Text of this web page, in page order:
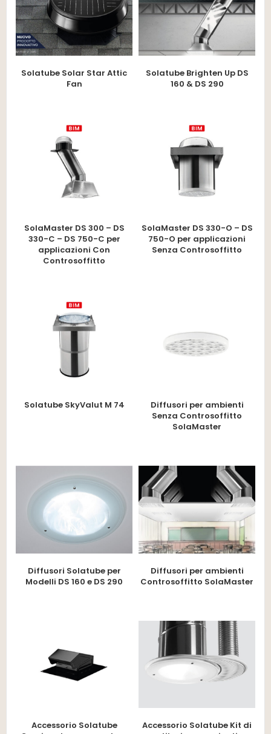
Solatube Solar Star Attic
Fan
Solatube Brighten Up DS
160 & DS 290
SolaMaster DS 300 – DS
330-C – DS 750-C per
applicazioni Con
Controsoffitto
SolaMaster DS 330-O – DS
750-O per applicazioni
Senza Controsoffitto
Solatube SkyValut M 74
Diffusori per ambienti
Senza Controsoffitto
SolaMaster
Diffusori Solatube per
Modelli DS 160 e DS 290
Diffusori per ambienti
Controsoffitto SolaMaster
Accessorio Solatube
Accessorio Solatube Kit di